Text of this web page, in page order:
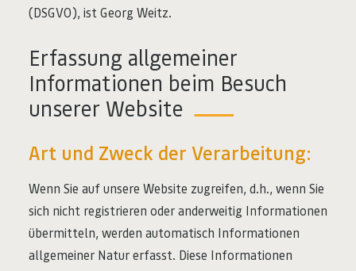
KONTAKT
(DSGVO), ist Georg Weitz.
Erfassung allgemeiner
Informationen beim Besuch
unserer Website
Art und Zweck der Verarbeitung:
Wenn Sie auf unsere Website zugreifen, d.h., wenn Sie
sich nicht registrieren oder anderweitig Informationen
übermitteln, werden automatisch Informationen
allgemeiner Natur erfasst. Diese Informationen